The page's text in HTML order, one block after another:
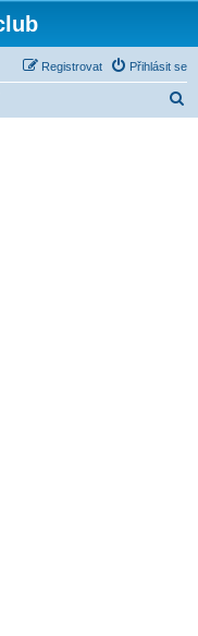
Přihlásit se
Registrovat